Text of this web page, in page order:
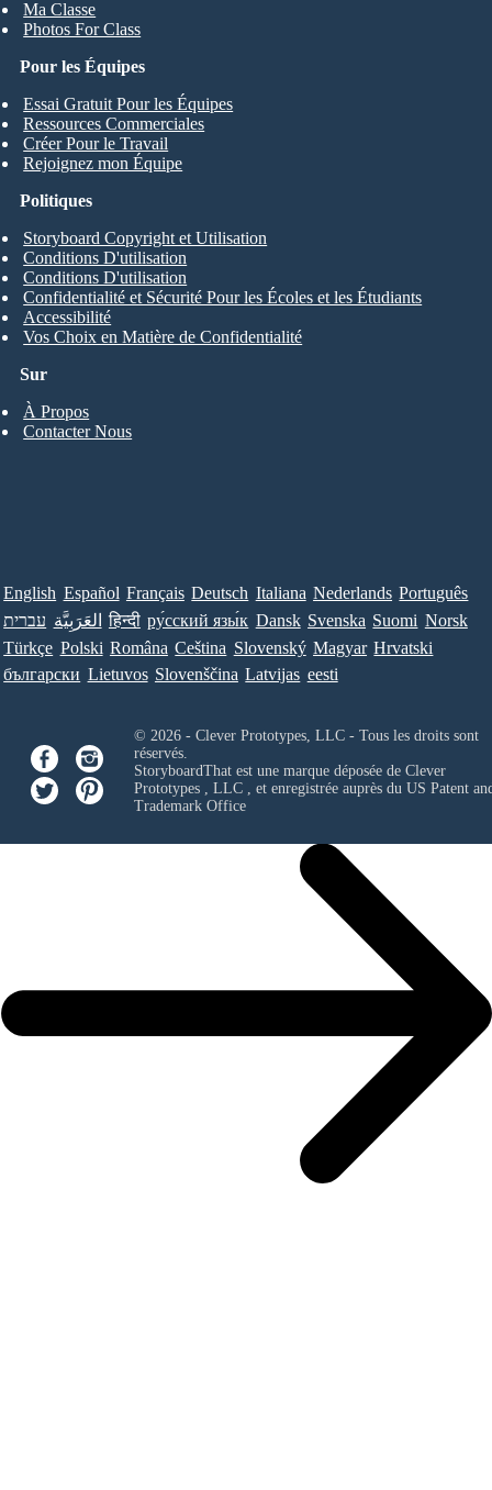
Ma Classe
Photos For Class
Pour les Équipes
Essai Gratuit Pour les Équipes
Ressources Commerciales
Créer Pour le Travail
Rejoignez mon Équipe
Sur
À Propos
Contacter Nous
Politiques
Storyboard Copyright et Utilisation
Conditions D'utilisation
Conditions D'utilisation
Confidentialité et Sécurité Pour les Écoles et les Étudiants
Accessibilité
Vos Choix en Matière de Confidentialité
English Español Français Deutsch Italiana Nederlands Português
עברית العَرَبِيَّة हिन्दी ру́сский язы́к Dansk Svenska Suomi Norsk
Türkçe Polski Româna Ceština Slovenský Magyar Hrvatski
български Lietuvos Slovenščina Latvijas eesti
© 2026 - Clever Prototypes, LLC - Tous les droits sont
réservés.
StoryboardThat est une marque déposée de Clever
Prototypes , LLC, et enregistrée auprès du US Patent
Trademark Office